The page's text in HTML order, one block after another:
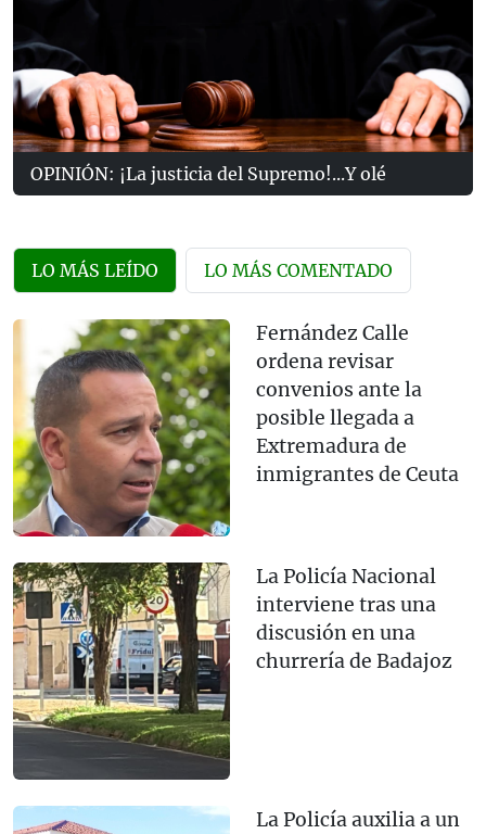
OPINIÓN: ¡La justicia del Supremo!...Y olé
LO MÁS LEÍDO LO MÁS COMENTADO
Fernández Calle
ordena revisar
convenios ante la
posible llegada a
Extremadura de
inmigrantes de Ceuta
La Policía Nacional
interviene tras una
discusión en una
churrería de Badajoz
La Policía auxilia a un